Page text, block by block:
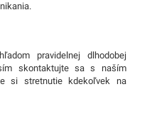
pravidelnej dlhodobej
skontaktujte sa s naším
si stretnutie kdekoľvek na